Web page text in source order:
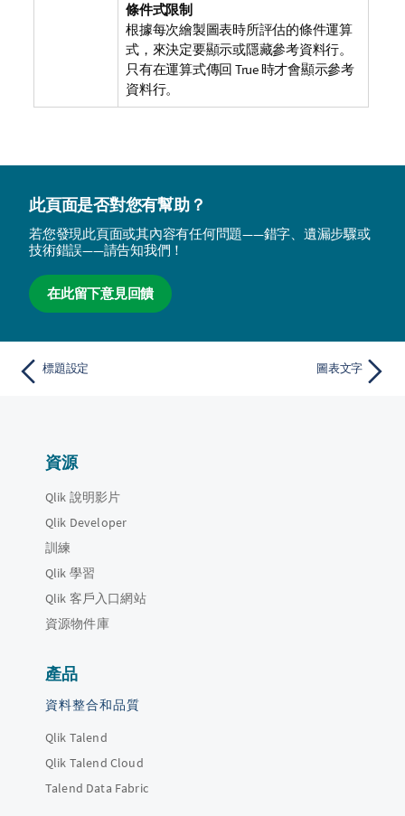
條件式限制
根據每次繪製圖表時所評估的條件運算
式，來決定要顯示或隱藏參考資料行。
只有在運算式傳回 True 時才會顯示參考
資料行。
此頁面是否對您有幫助？
若您發現此頁面或其內容有任何問題——錯字、遺漏步驟或
技術錯誤——請告知我們！
在此留下意見回饋
標題設定 圖表文字
資源
Qlik 說明影片
Qlik Developer
訓練
Qlik 學習
Qlik 客戶入口網站
資源物件庫
產品
資料整合和品質
Qlik Talend
Qlik Talend Cloud
Talend Data Fabric